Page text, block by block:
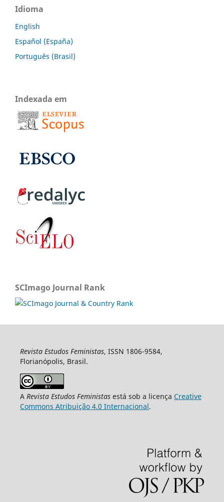
Idioma
English
Español (España)
Português (Brasil)
Indexada em
SCImago Journal Rank
Revista Estudos Feministas, ISSN 1806-9584,
Florianópolis, Brasil.
A Revista Estudos Feministasestá sob a licença Creative
Commons Atribuição 4.0 Internacional.